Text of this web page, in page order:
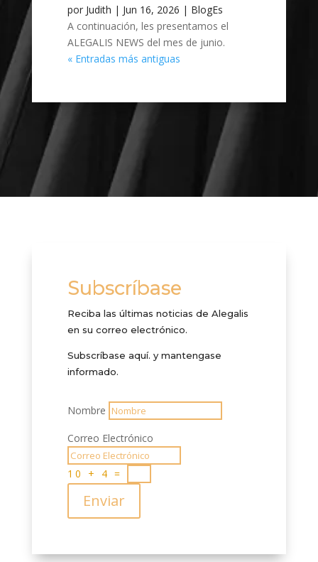
por Judith | Jun 16, 2026 | BlogEs
A continuación, les presentamos el
ALEGALIS NEWS del mes de junio.
« Entradas más antiguas
Subscríbase
Reciba las últimas noticias de Alegalis
en su correo electrónico.
Subscríbase aquí. y mantengase
informado.
Nombre
Correo Electrónico
10 + 4 =
Enviar